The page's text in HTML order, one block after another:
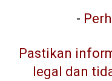
-
Pastikan
legal dan